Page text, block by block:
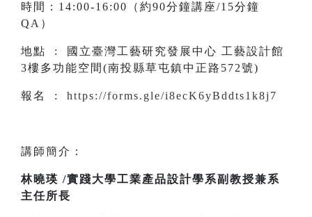
時間：14:00-16:00（約90分鐘講座/15分鐘
QA）
地點 : 國立臺灣工藝研究發展中心 工藝設計館
3樓多功能空間(南投縣草屯鎮中正路572號)
報名 : https://forms.gle/i8ecK6yBddts1k8j7
講師簡介：
林曉瑛 /實踐大學工業產品設計學系副教授兼系
主任所長